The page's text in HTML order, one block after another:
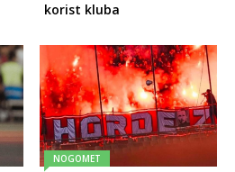
korist kluba
NOGOMET